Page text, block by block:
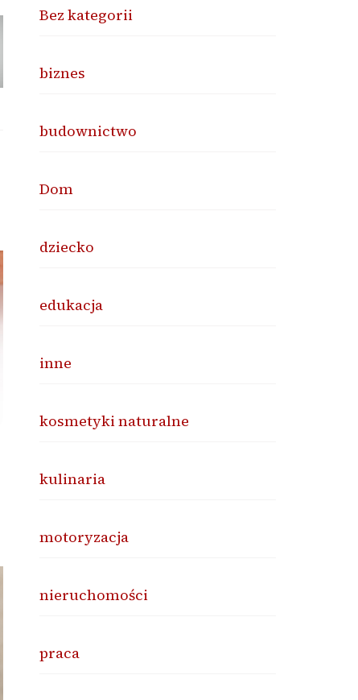
Bez kategorii
biznes
budownictwo
Dom
dziecko
edukacja
inne
kosmetyki naturalne
kulinaria
motoryzacja
nieruchomości
praca